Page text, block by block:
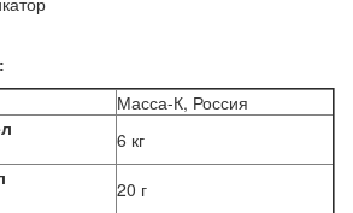
Масса-К, Россия
6 кг
20 г